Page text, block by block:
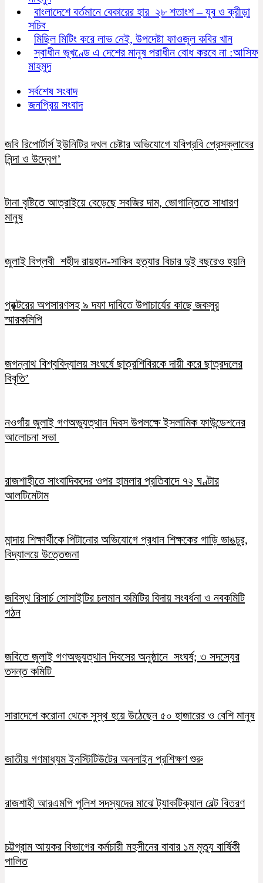
বাংলাদেশে বর্তমানে বেকারের হার ২৮ শতাংশ – যুব ও ক্রীড়া
সচিব
মিছিল মিটিং করে লাভ নেই, উপদেষ্টা ফাওজুল কবির খান
স্বাধীন ভূখণ্ডে এ দেশের মানুষ পরাধীন বোধ করবে না :আসিফ
মাহমুদ
সর্বশেষ সংবাদ
জনপ্রিয় সংবাদ
জবি রিপোর্টার্স ইউনিটির দখল চেষ্টার অভিযোগে যবিপ্রবি প্রেসক্লাবের
নিন্দা ও উদ্বেগ’
টানা বৃষ্টিতে আত্রাইয়ে বেড়েছে সবজির দাম, ভোগান্তিতে সাধারণ
মানুষ
জুলাই বিপ্লবী শহীদ রায়হান-সাকিব হত্যার বিচার দুই বছরেও হয়নি
প্রক্টরের অপসারণসহ ৯ দফা দাবিতে উপাচার্যের কাছে জকসুর
স্মারকলিপি
জগন্নাথ বিশ্ববিদ্যালয় সংঘর্ষে ছাত্রশিবিরকে দায়ী করে ছাত্রদলের
বিবৃতি’
নওগাঁয় জুলাই গণঅভ্যুত্থান দিবস উপলক্ষে ইসলামিক ফাউন্ডেশনের
আলোচনা সভা
রাজশাহীতে সাংবাদিকদের ওপর হামলার প্রতিবাদে ৭২ ঘণ্টার
আলটিমেটাম
মান্দায় শিক্ষার্থীকে পিটানোর অভিযোগে প্রধান শিক্ষকের গাড়ি ভাঙচুর,
বিদ্যালয়ে উত্তেজনা
জবিস্থ রিসার্চ সোসাইটির চলমান কমিটির বিদায় সংবর্ধনা ও নবকমিটি
গঠন
জবিতে জুলাই গণঅভ্যুত্থান দিবসের অনুষ্ঠানে সংঘর্ষ; ৩ সদস্যের
তদন্ত কমিটি
সারাদেশে করোনা থেকে সুস্থ হয়ে উঠেছেন ৫০ হাজারের ও বেশি মানুষ
জাতীয় গণমাধ্যম ইনস্টিটিউটের অনলাইন প্রশিক্ষণ শুরু
রাজশাহী আরএমপি পুলিশ সদস্যদের মাঝে ট্যাকটিক্যাল বেল্ট বিতরণ
চট্টগ্রাম আয়কর বিভাগের কর্মচারী মহসীনের বাবার ১ম মৃত্যু বার্ষিকী
পালিত